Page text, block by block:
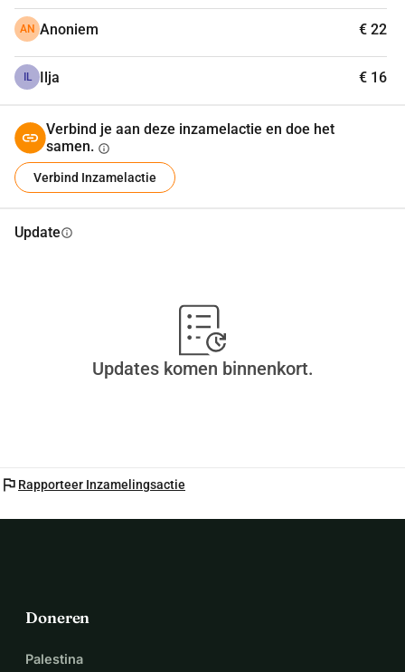
AN Anoniem € 22
IL Ilja € 16
Verbind je aan deze inzamelactie en doe het
samen. info
Verbind Inzamelactie
Updateinfo
Updates komen binnenkort.
flag Rapporteer Inzamelingsactie
Doneren
Palestina